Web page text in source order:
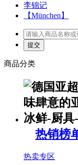
李锦记
【München】
商品分类
热销榜
热卖专区